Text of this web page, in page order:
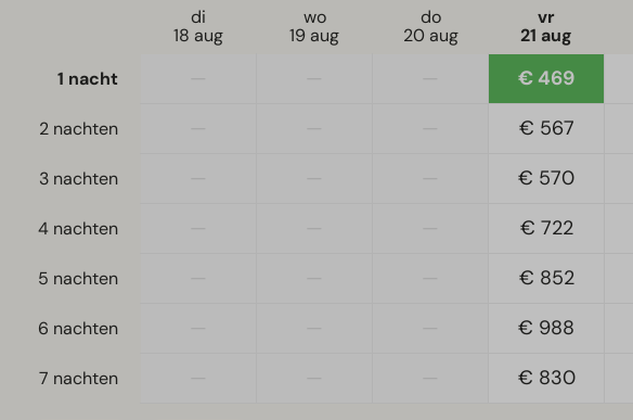
di
18 aug
wo
19 aug
do
20 aug
vr
21 aug
1 nacht
€ 469
2 nachten € 567
3 nachten € 570
4 nachten € 722
5 nachten € 852
6 nachten € 988
7 nachten € 830